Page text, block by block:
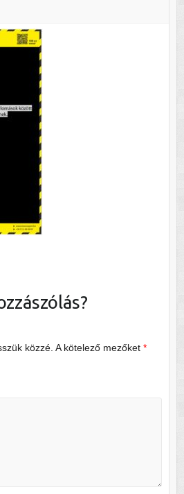
közzé. A kötelező mezőket *